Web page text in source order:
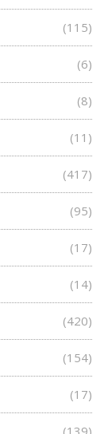
(115)
(6)
(8)
(11)
(417)
(95)
(17)
(14)
(420)
(154)
(17)